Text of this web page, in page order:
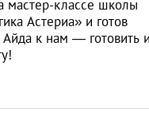
мастер-классе школы
Астериа» и готов
к нам — готовить